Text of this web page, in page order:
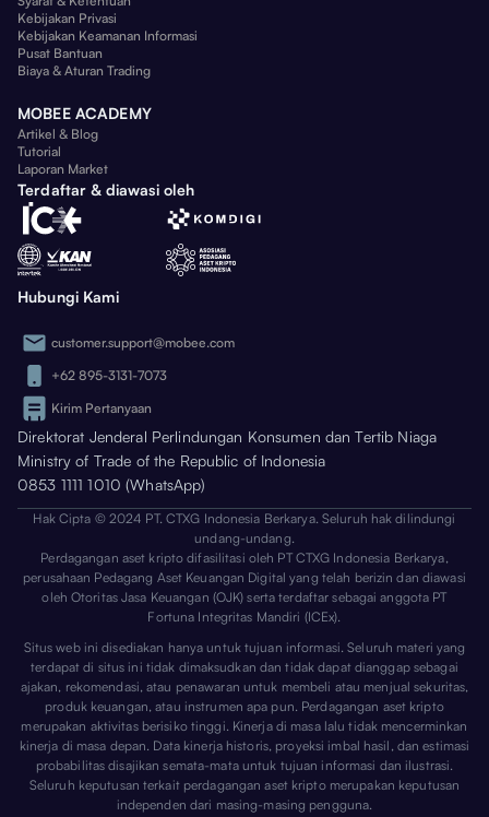
Kebijakan Privasi
Kebijakan Keamanan Informasi
Pusat Bantuan
Biaya & Aturan Trading
MOBEE ACADEMY
Artikel & Blog
Tutorial
Laporan Market
Terdaftar & diawasi oleh
Hubungi Kami
customer.support@mobee.com
+62 895-3131-7073
Kirim Pertanyaan
Direktorat Jenderal Perlindungan Konsumen dan Tertib Niaga
Ministry of Trade of the Republic of Indonesia
0853 1111 1010 (WhatsApp)
Hak Cipta © 2024 PT. CTXG Indonesia Berkarya. Seluruh hak dilindungi
undang-undang.
Perdagangan aset kripto difasilitasi oleh PT CTXG Indonesia Berkarya,
perusahaan Pedagang Aset Keuangan Digital yang telah berizin dan diawasi
oleh Otoritas Jasa Keuangan (OJK) serta terdaftar sebagai anggota PT
Fortuna Integritas Mandiri (ICEx).
Situs web ini disediakan hanya untuk tujuan informasi. Seluruh materi yang
terdapat di situs ini tidak dimaksudkan dan tidak dapat dianggap sebagai
ajakan, rekomendasi, atau penawaran untuk membeli atau menjual sekuritas,
produk keuangan, atau instrumen apa pun. Perdagangan aset kripto
merupakan aktivitas berisiko tinggi. Kinerja di masa lalu tidak mencerminkan
kinerja di masa depan. Data kinerja historis, proyeksi imbal hasil, dan estimasi
probabilitas disajikan semata-mata untuk tujuan informasi dan ilustrasi.
Seluruh keputusan terkait perdagangan aset kripto merupakan keputusan
independen dari masing-masing pengguna.